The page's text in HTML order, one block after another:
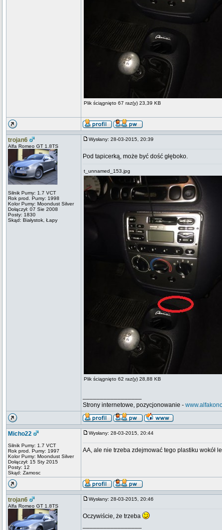
Plik ściągnięto 67 raz(y) 23,39 KB
trojan6
Alfa Romeo GT 1.8TS
Silnik Pumy: 1.7 VCT
Rok prod. Pumy: 1998
Kolor Pumy: Moondust Silver
Dołączył: 07 Sie 2008
Posty: 1830
Skąd: Białystok, Łapy
Wysłany: 28-03-2015, 20:39
Pod tapicerką, może być dość głęboko.
t_unnamed_153.jpg
Plik ściągnięto 62 raz(y) 28,88 KB
Strony internetowe, pozycjonowanie -
Micho22
Silnik Pumy: 1.7 VCT
Rok prod. Pumy: 1997
Kolor Pumy: Moondust Silver
Dołączył: 15 Sty 2015
Posty: 12
Skąd: Zamosc
Wysłany: 28-03-2015, 20:44
AA, ale nie trzeba zdejmować tego plastiku wokół
trojan6
Alfa Romeo GT 1.8TS
Wysłany: 28-03-2015, 20:46
Oczywiście, że trzeba